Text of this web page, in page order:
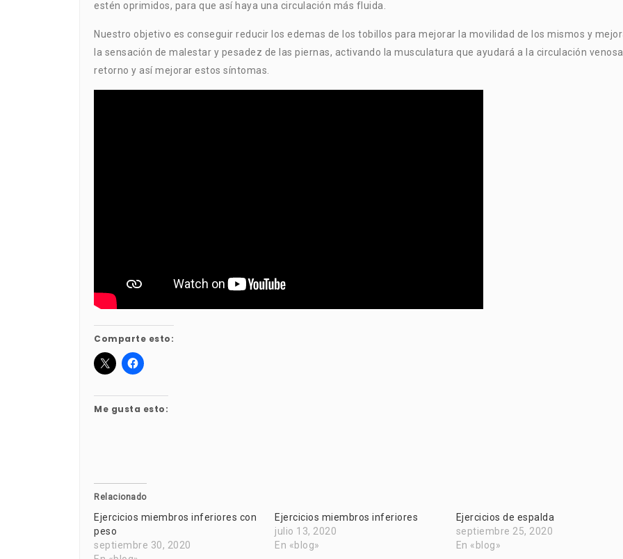
estén oprimidos, para que así haya una circulación más fluida.
Nuestro objetivo es conseguir reducir los edemas de los tobillos para mejorar la movilidad de los mismos y
la sensación de malestar y pesadez de las piernas, activando la musculatura que ayudará a la circulación
retorno y así mejorar estos síntomas.
Comparte esto:
Me gusta esto:
Relacionado
Ejercicios miembros inferiores con
peso
septiembre 30, 2020
Ejercicios miembros inferiores
julio 13, 2020
En «blog»
Ejercicios de espalda
septiembre 25, 2020
En «blog»